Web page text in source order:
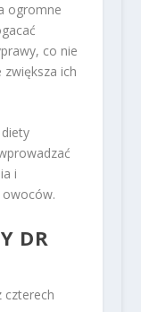
ogromne
co nie
ich
i
DR
czterech